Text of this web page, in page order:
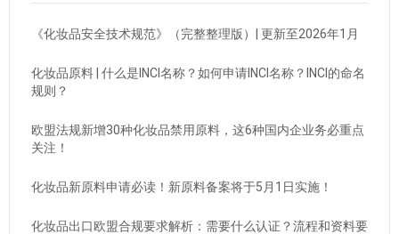
《化妆品安全技术规范》（完整整理版）| 更新至2026年1月
化妆品原料 | 什么是INCI名称？如何申请INCI名称？INCI的命名
规则？
欧盟法规新增30种化妆品禁用原料，这6种国内企业务必重点
关注！
化妆品新原料申请必读！新原料备案将于5月1日实施！
化妆品出口欧盟合规要求解析：需要什么认证？流程和资料要